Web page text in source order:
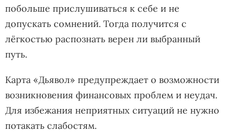
побольше прислушиваться к себе и не
допускать сомнений. Тогда получится с
лёгкостью распознать верен ли выбранный
путь.
Карта «Дьявол» предупреждает о возможности
возникновения финансовых проблем и неудач.
Для избежания неприятных ситуаций не нужно
потакать слабостям.